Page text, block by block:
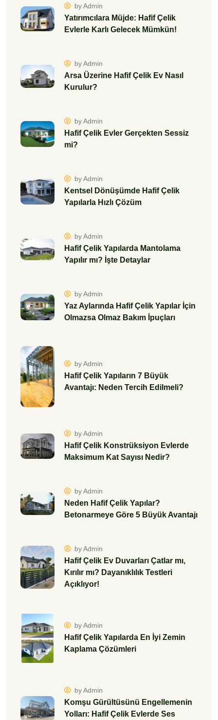
by Admin
Yatırımcılara Müjde: Hafif Çelik
Evlerle Karlı Gelecek Mümkün!
by Admin
Arsa Üzerine Hafif Çelik Ev Nasıl
Kurulur?
by Admin
Hafif Çelik Evler Gerçekten Sessiz
mi?
by Admin
Kentsel Dönüşümde Hafif Çelik
Yapılarla Hızlı Çözüm
by Admin
Hafif Çelik Yapılarda Mantolama
Yapılır mı? İşte Detaylar
by Admin
Yaz Aylarında Hafif Çelik Yapılar İçin
Olmazsa Olmaz Bakım İpuçları
by Admin
Hafif Çelik Yapıların 7 Büyük
Avantajı: Neden Tercih Edilmeli?
by Admin
Hafif Çelik Konstrüksiyon Evlerde
Maksimum Kat Sayısı Nedir?
by Admin
Neden Hafif Çelik Yapılar?
Betonarmeye Göre 5 Büyük Avantajı
by Admin
Hafif Çelik Ev Duvarları Çatlar mı,
Kırılır mı? Dayanıklılık Testleri
Açıklıyor!
by Admin
Hafif Çelik Yapılarda En İyi Zemin
Kaplama Çözümleri
by Admin
Komşu Gürültüsünü Engellemenin
Yolları: Hafif Çelik Evlerde Ses